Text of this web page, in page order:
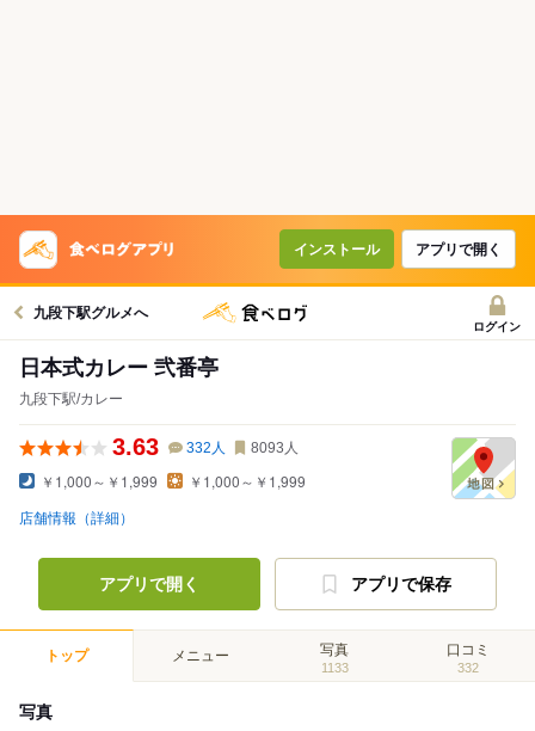
インストール アプリで開く
九段下駅グルメへ
ログイン
日本式カレー 弐番亭
九段下駅/カレー
3.63 332 人 8093 人
￥1,000～￥1,999 ￥1,000～￥1,999
店舗情報（詳細）
アプリで開く アプリで保存
トップ メニュー 写真
1133
口コミ
332
写真